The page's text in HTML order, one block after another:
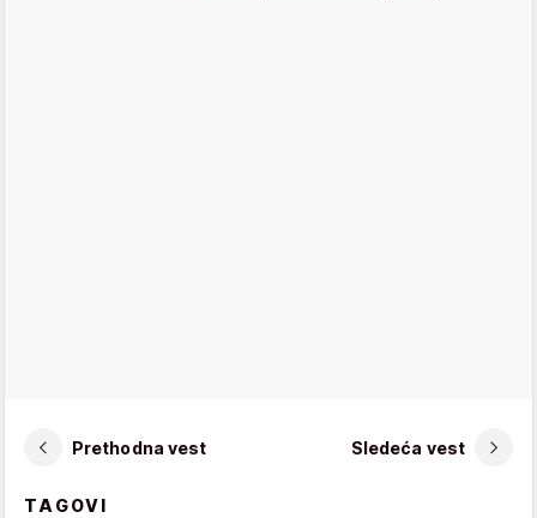
Prethodna vest Sledeća vest
TAGOVI